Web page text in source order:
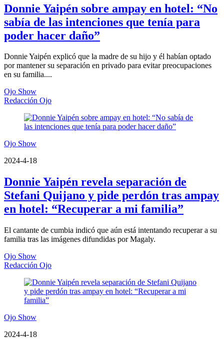
Donnie Yaipén sobre ampay en hotel: “No
sabía de las intenciones que tenía para
poder hacer daño”
Donnie Yaipén explicó que la madre de su hijo y él habían optado
por mantener su separación en privado para evitar preocupaciones
en su familia....
Ojo Show
Redacción Ojo
Ojo Show
2024-4-18
Donnie Yaipén revela separación de
Stefani Quijano y pide perdón tras ampay
en hotel: “Recuperar a mi familia”
El cantante de cumbia indicó que aún está intentando recuperar a su
familia tras las imágenes difundidas por Magaly.
Ojo Show
Redacción Ojo
Ojo Show
2024-4-18